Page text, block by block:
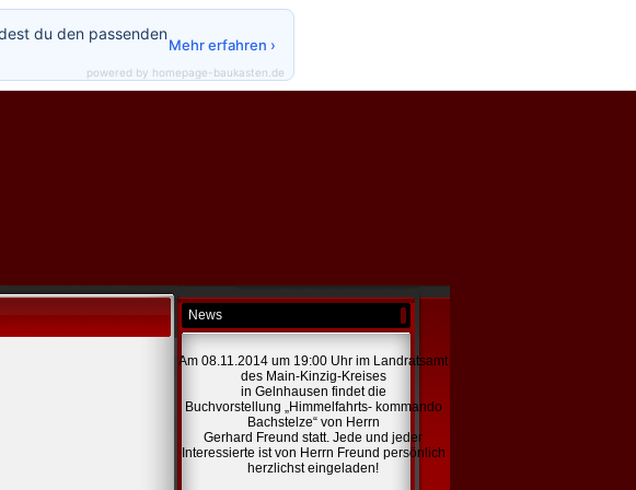
News
Am 08.11.2014 um 19:00 Uhr im Landratsamt
des Main-Kinzig-Kreises
in Gelnhausen findet die
Buchvorstellung „Himmelfahrts- kommando
Bachstelze“ von Herrn
Gerhard Freund statt. Jede und jeder
Interessierte ist von Herrn Freund persönlich
herzlichst eingeladen!
du den passenden
Mehr erfahren ›
powered by homepage-baukasten.de